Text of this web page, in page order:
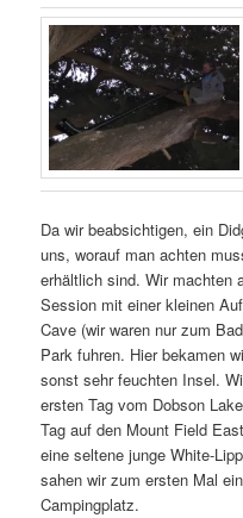
Da wir beabsichtigen, ein
uns, worauf man achten
erhältlich sind. Wir machten
Session mit einer kleinen
Cave (wir waren nur zum
Park fuhren. Hier bekamen
sonst sehr feuchten Insel.
ersten Tag vom Dobson
Tag auf den Mount Field
eine seltene junge White-
sahen wir zum ersten Mal
Campingplatz.